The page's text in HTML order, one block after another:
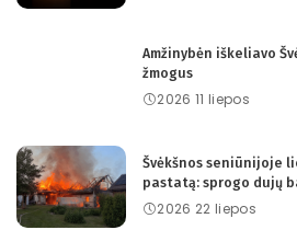
Amžinybėn iškeliavo
žmogus
2026 11 liepos
Švėkšnos seniūnijoje
pastatą: sprogo dujų
2026 22 liepos